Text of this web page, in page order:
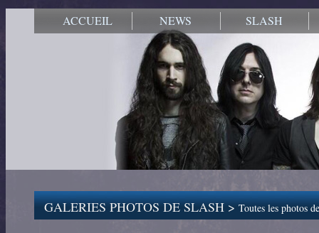
ACCUEIL NEWS SLASH
GALERIES PHOTOS DE SLASH >Toutes les photos